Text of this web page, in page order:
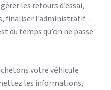
les retours d’essai,
finaliser l’administratif…
du temps qu’on ne passe
votre véhicule
les informations,